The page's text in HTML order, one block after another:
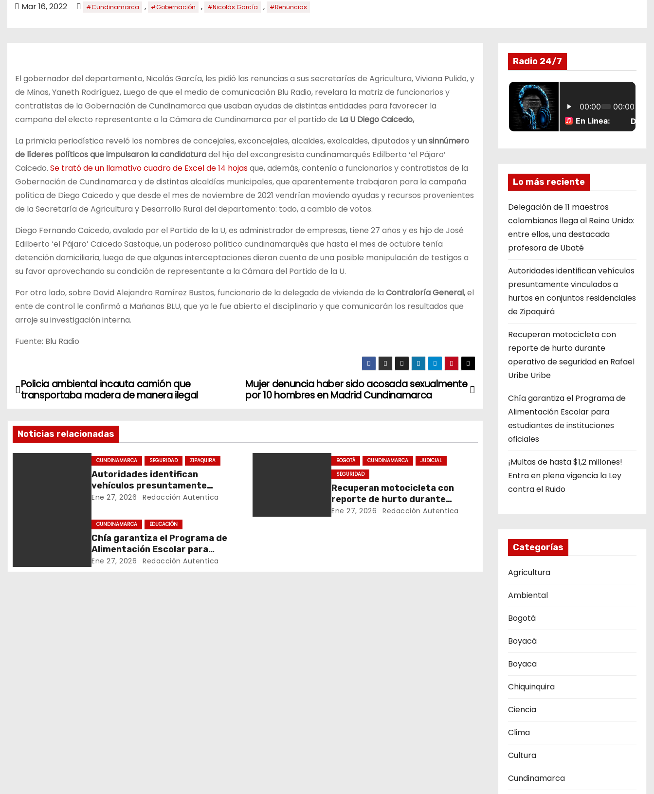
Mar 16, 2022 #Cundinamarca , #Gobernación , #Nicolás García , #Renuncias
El gobernador del departamento, Nicolás García, les pidió las renuncias a sus secretarías de Agricultura, Viviana Pulido, y
de Minas, Yaneth Rodríguez, Luego de que el medio de comunicación Blu Radio, revelara la matriz de funcionarios y
contratistas de la Gobernación de Cundinamarca que usaban ayudas de distintas entidades para favorecer la
campaña del electo representante a la Cámara de Cundinamarca por el partido de La U Diego Caicedo,
La primicia periodística reveló los nombres de concejales, exconcejales, alcaldes, exalcaldes, diputados yun sinnúmero
de líderes políticos que impulsaron la candidaturadel hijo del excongresista cundinamarqués Edilberto ‘el Pájaro’
Caicedo. Se trató de un llamativo cuadro de Excel de 14 hojasque, además, contenía a funcionarios y contratistas de la
Gobernación de Cundinamarca y de distintas alcaldías municipales, que aparentemente trabajaron para la campaña
política de Diego Caicedo y que desde el mes de noviembre de 2021 vendrían moviendo ayudas y recursos provenientes
de la Secretaría de Agricultura y Desarrollo Rural del departamento: todo, a cambio de votos.
Diego Fernando Caicedo, avalado por el Partido de la U, es administrador de empresas, tiene 27 años y es hijo de José
Edilberto ‘el Pájaro’ Caicedo Sastoque, un poderoso político cundinamarqués que hasta el mes de octubre tenía
detención domiciliaria, luego de que algunas interceptaciones dieran cuenta de una posible manipulación de testigos a
su favor aprovechando su condición de representante a la Cámara del Partido de la U.
Por otro lado, sobre David Alejandro Ramírez Bustos, funcionario de la delegada de vivienda de la Contraloría General,el
ente de control le confirmó a Mañanas BLU, que ya le fue abierto el disciplinario y que comunicarán los resultados que
arroje su investigación interna.
Fuente: Blu Radio
N
v
e
n
Mujer denuncia haber sido acosada sexualmente
por 10 hombres en Madrid Cundinamarca
Policia ambiental incauta camión que
transportaba madera de manera ilegal
Noticias relacionadas
CUNDINAMARCA SEGURIDAD ZIPAQUIRA
Autoridades identifican
vehículos presuntamente
vinculados a hurtos en
Zipaquirá
Ene 27, 2026 Redacción Autentica
BOGOTÁ CUNDINAMARCA
JUDICIAL
SEGURIDAD
Recuperan motocicleta con
reporte de hurto durante
operativo de seguridad en
Ene 27, 2026 Redacción Autentica
CUNDINAMARCA EDUCACIÓN
Chía garantiza el Programa de
Alimentación Escolar para
estudiantes de instituciones
Ene 27, 2026 Redacción Autentica
Radio 24/7
Lo más reciente
Delegación de 11 maestros
colombianos llega al Reino Unido:
entre ellos, una destacada
profesora de Ubaté
Autoridades identifican vehículos
presuntamente vinculados a
hurtos en conjuntos residenciales
de Zipaquirá
Recuperan motocicleta con
reporte de hurto durante
operativo de seguridad en Rafael
Uribe Uribe
Chía garantiza el Programa de
Alimentación Escolar para
estudiantes de instituciones
oficiales
¡Multas de hasta $1,2 millones!
Entra en plena vigencia la Ley
contra el Ruido
Categorías
Agricultura
Ambiental
Bogotá
Boyacá
Boyaca
Chiquinquira
Ciencia
Clima
Cultura
Cundinamarca